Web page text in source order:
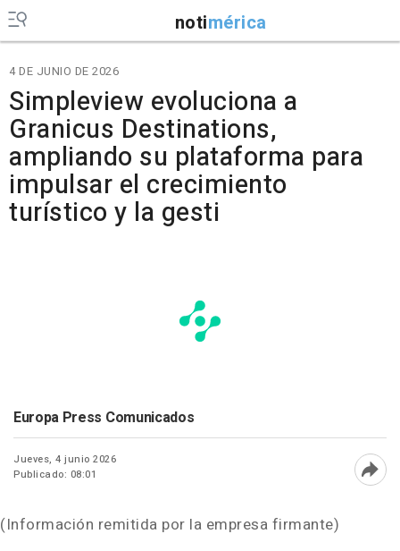
notimérica
4 DE JUNIO DE 2026
Simpleview evoluciona a
Granicus Destinations,
ampliando su plataforma para
impulsar el crecimiento
turístico y la gesti
Europa Press Comunicados
Jueves, 4 junio 2026
Publicado: 08:01
(Información remitida por la empresa firmante)